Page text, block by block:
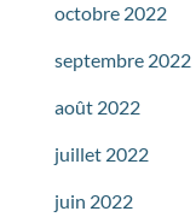
octobre 2022
septembre 2022
août 2022
juillet 2022
juin 2022